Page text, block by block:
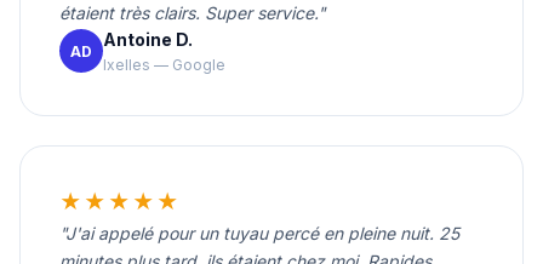
étaient très clairs. Super service."
AD
Antoine D.
Ixelles — Google
★★★★★
"J'ai appelé pour un tuyau percé en pleine nuit. 25